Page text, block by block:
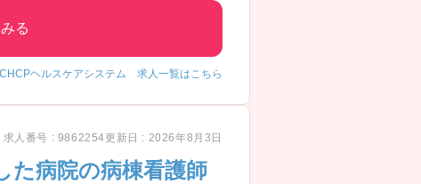
る
ヘルスケアシステム 求人一覧はこちら
求人番号 : 9862254更新日 : 2026年8月3日
た病院の病棟看護師